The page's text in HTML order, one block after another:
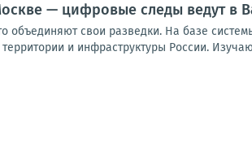
— цифровые следы ведут в
объединяют свои разведки. На базе
и инфраструктуры России.